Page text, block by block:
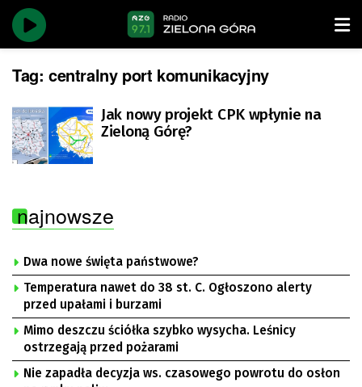
Tag: centralny port komunikacyjny
Jak nowy projekt CPK wpłynie na
Zieloną Górę?
najnowsze
Dwa nowe święta państwowe?
Temperatura nawet do 38 st. C. Ogłoszono alerty
przed upałami i burzami
Mimo deszczu ściółka szybko wysycha. Leśnicy
ostrzegają przed pożarami
Nie zapadła decyzja ws. czasowego powrotu do osłon